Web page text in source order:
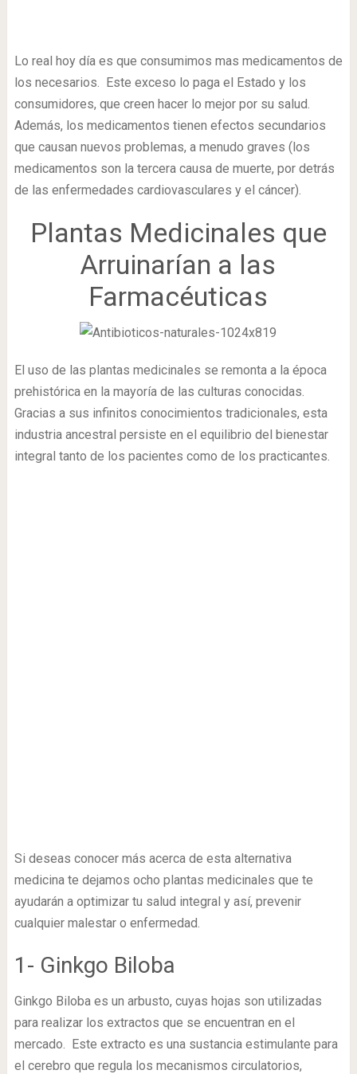
Lo real hoy día es que consumimos mas medicamentos de
los necesarios. Este exceso lo paga el Estado y los
consumidores, que creen hacer lo mejor por su salud.
Además, los medicamentos tienen efectos secundarios
que causan nuevos problemas, a menudo graves (los
medicamentos son la tercera causa de muerte, por detrás
de las enfermedades cardiovasculares y el cáncer).
Plantas Medicinales que
Arruinarían a las
Farmacéuticas
El uso de las plantas medicinales se remonta a la época
prehistórica en la mayoría de las culturas conocidas.
Gracias a sus infinitos conocimientos tradicionales, esta
industria ancestral persiste en el equilibrio del bienestar
integral tanto de los pacientes como de los practicantes.
Si deseas conocer más acerca de esta alternativa
medicina te dejamos ocho plantas medicinales que te
ayudarán a optimizar tu salud integral y así, prevenir
cualquier malestar o enfermedad.
1- Ginkgo Biloba
Ginkgo Biloba es un arbusto, cuyas hojas son utilizadas
para realizar los extractos que se encuentran en el
mercado. Este extracto es una sustancia estimulante para
el cerebro que regula los mecanismos circulatorios,